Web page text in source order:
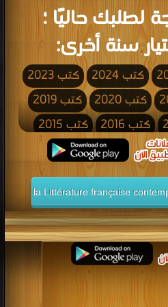
لطلبك حاليًا ؛
سنة أخرى:
كتب 2024
كتب 2023
كتب 2020
كتب 2019
كتب 2016
كتب 2015
كتب 2012
كتب 2011
كتب 2008
كتب 2007
كتب 2004
كتب 2003
كتب 2000
كتب 1999
كتب 1996
كتب 1995
كتب 1992
كتب 1991